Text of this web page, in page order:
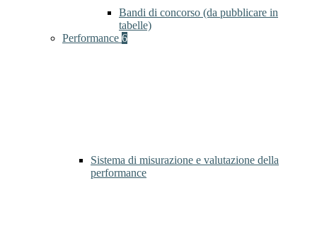
Bandi di concorso (da pubblicare in
tabelle)
Performance 6
Sistema di misurazione e valutazione della
performance